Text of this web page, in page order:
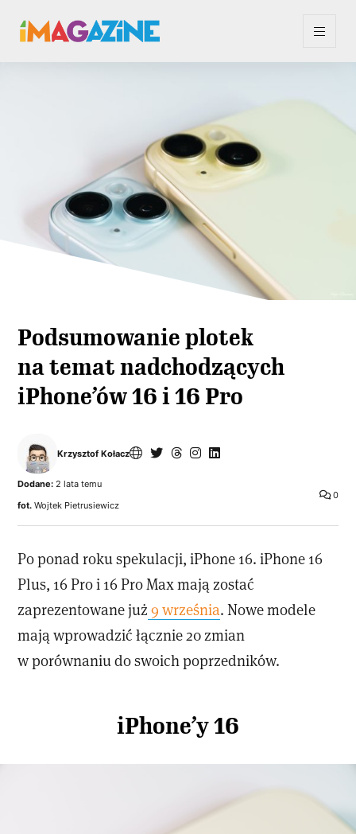
Podsumowanie plotek
na temat nadchodzących
iPhone’ów 16 i 16 Pro
Krzysztof Kołacz
0
Dodane: 2 lata temu
fot. Wojtek Pietrusiewicz
Po ponad roku spekulacji, iPhone 16. iPhone 16
Plus, 16 Pro i 16 Pro Max mają zostać
zaprezentowane już 9 września. Nowe modele
mają wprowadzić łącznie 20 zmian
w porównaniu do swoich poprzedników.
iPhone’y 16